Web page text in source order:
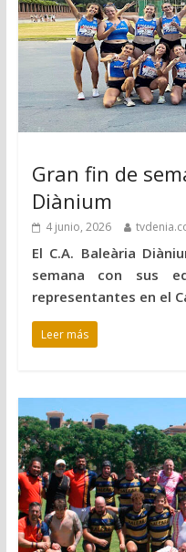
Gran fin de
Diànium
4 junio, 2026
El C.A. Baleària
semana con sus
representantes en el
Leer más